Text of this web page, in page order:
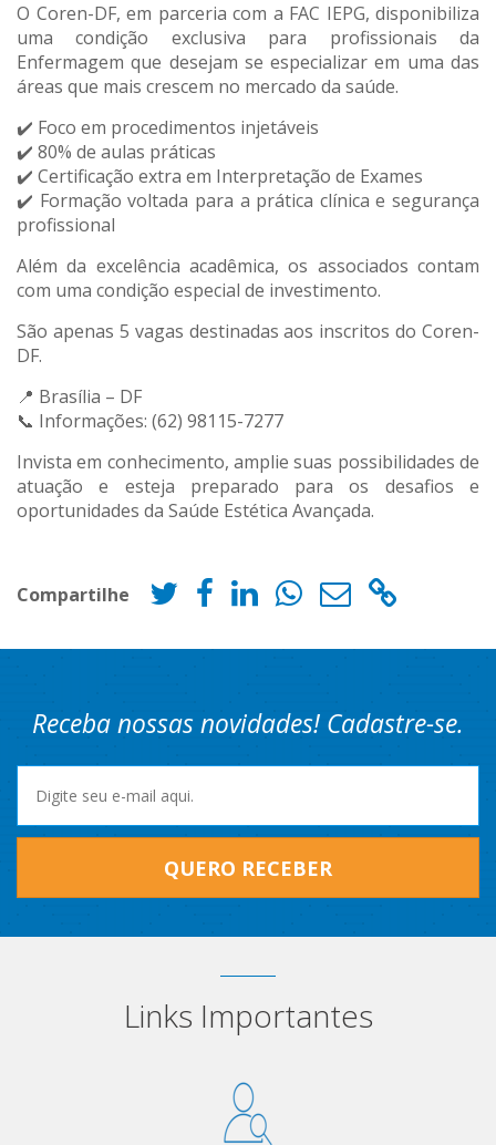
O Coren-DF, em parceria com a FAC IEPG, disponibiliza
uma condição exclusiva para profissionais da
Enfermagem que desejam se especializar em uma das
áreas que mais crescem no mercado da saúde.
✔️ Foco em procedimentos injetáveis
✔️ 80% de aulas práticas
✔️ Certificação extra em Interpretação de Exames
✔️ Formação voltada para a prática clínica e segurança
profissional
Além da excelência acadêmica, os associados contam
com uma condição especial de investimento.
São apenas 5 vagas destinadas aos inscritos do Coren-
DF.
📍 Brasília – DF
📞 Informações: (62) 98115-7277
Invista em conhecimento, amplie suas possibilidades de
atuação e esteja preparado para os desafios e
oportunidades da Saúde Estética Avançada.
Compartilhe
Receba nossas novidades! Cadastre-se.
QUERO RECEBER
Links Importantes